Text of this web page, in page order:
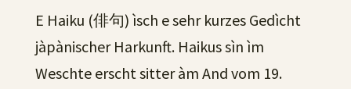
E Haiku (俳句) ìsch e sehr kurzes Gedìcht
jàpànischer Harkunft. Haikus sìn ìm
Weschte erscht sitter àm And vom 19.